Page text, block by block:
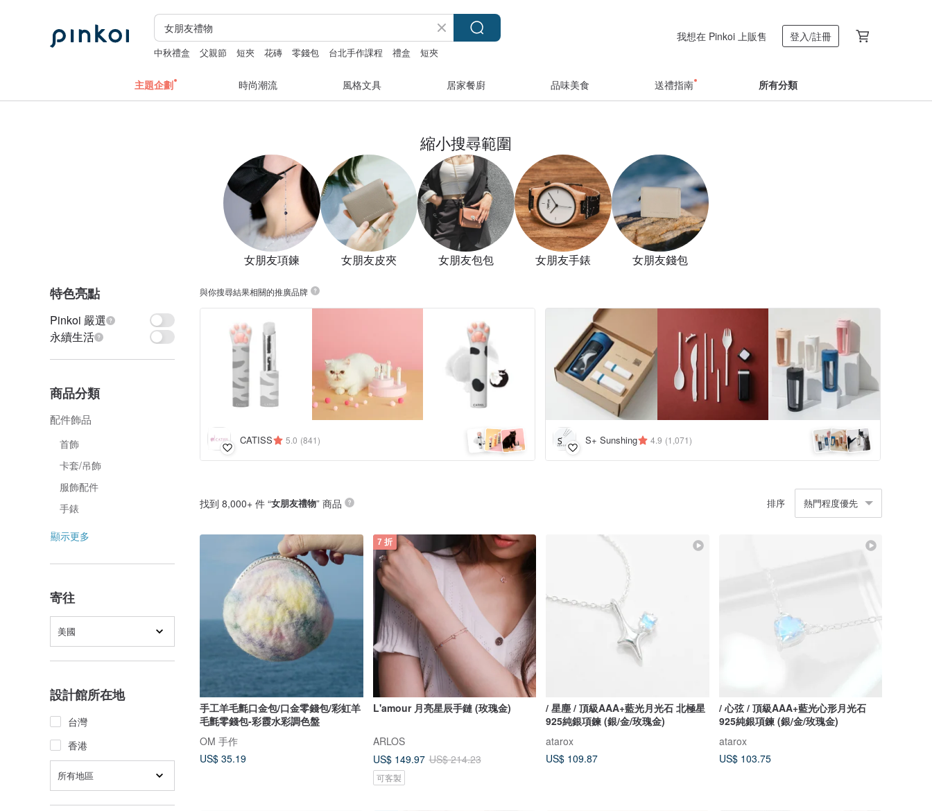
中秋禮盒 父親節 短夾 花磚 零錢包 台北手作課程 禮盒 短夾
我想在 Pinkoi 上販售 登入/註冊
主題企劃 時尚潮流 風格文具 居家餐廚 品味美食 送禮指南 所有分類
縮小搜尋範圍
女朋友項鍊 女朋友皮夾 女朋友包包 女朋友手錶 女朋友錢包
特色亮點
Pinkoi 嚴選
永續生活
商品分類
配件飾品
首飾
卡套/吊飾
服飾配件
手錶
顯示更多
寄往
美國
設計館所在地
台灣
香港
所有地區
與你搜尋結果相關的推廣品牌
CATISS 5.0 (841) S+ Sunshing 4.9 (1,071)
找到 8,000+ 件 “女朋友禮物” 商品 排序 熱門程度優先
手工羊毛氈口金包/口金零錢包/彩虹羊
毛氈零錢包-彩霞水彩調色盤
OM 手作
US$ 35.19
7 折
L'amour 月亮星辰手鏈 (玫瑰金)
ARLOS
US$ 149.97 US$ 214.23
可客製
/ 星塵 / 頂級AAA+藍光月光石 北極星
925純銀項鍊 (銀/金/玫瑰金)
atarox
US$ 109.87
/ 心弦 / 頂級AAA+藍光心形月光石
925純銀項鍊 (銀/金/玫瑰金)
atarox
US$ 103.75